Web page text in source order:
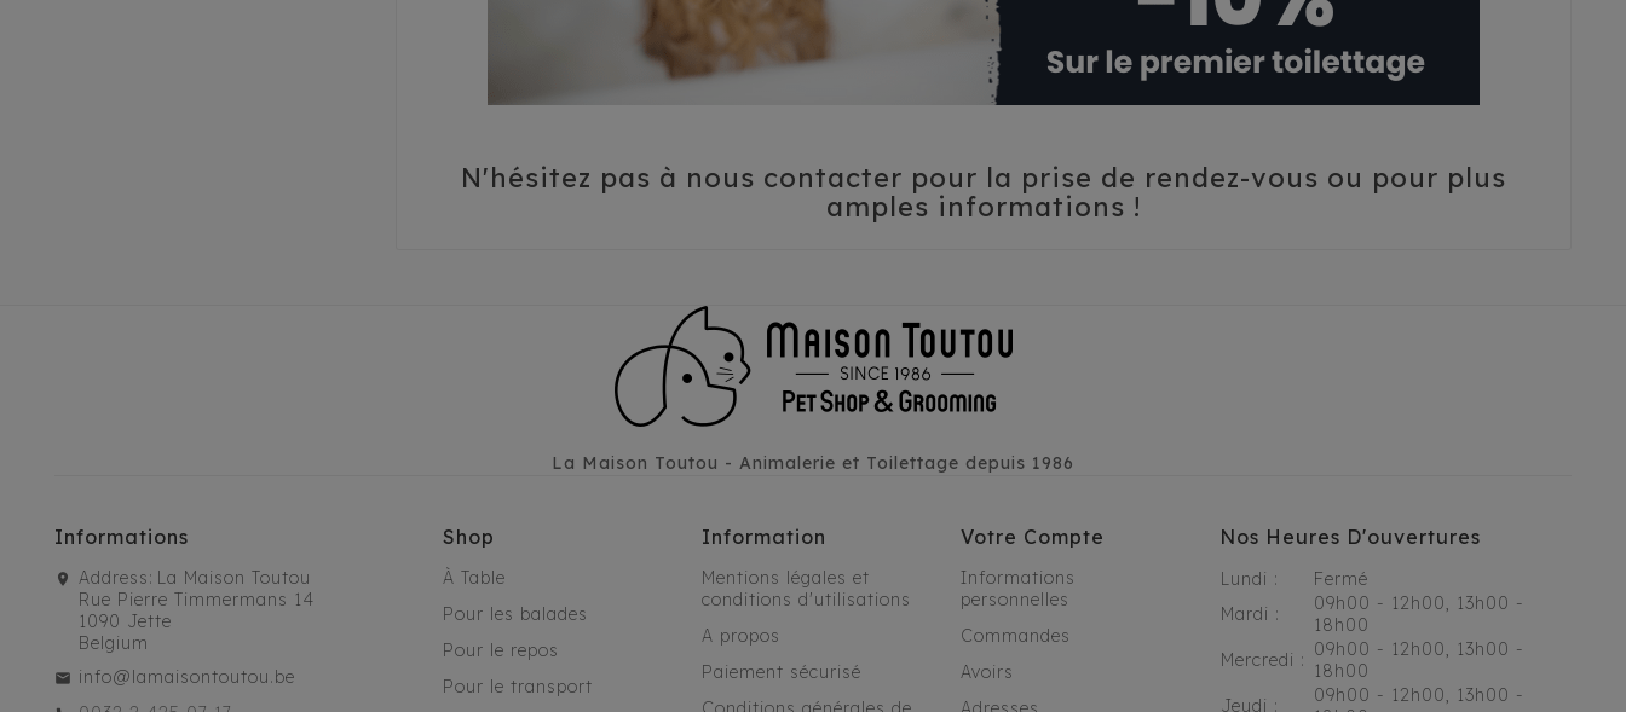
N'hésitez pas à nous contacter pour la prise de rendez-vous ou pour plus
amples informations !
La Maison Toutou - Animalerie et Toilettage depuis 1986
Informations
Address: La Maison Toutou
Rue Pierre Timmermans 14
1090 Jette
Belgium
info@lamaisontoutou.be
Shop
À Table
Pour les balades
Pour le repos
Pour le transport
Information
Mentions légales et
conditions d'utilisations
A propos
Paiement sécurisé
Votre Compte
Informations
personnelles
Commandes
Avoirs
Nos Heures D'ouvertures
Lundi :
Fermé
Mardi :
09h00 - 12h00, 13h00 -
18h00
Mercredi : 09h00 - 12h00, 13h00 -
18h00
Jeudi :
09h00 - 12h00, 13h00 -